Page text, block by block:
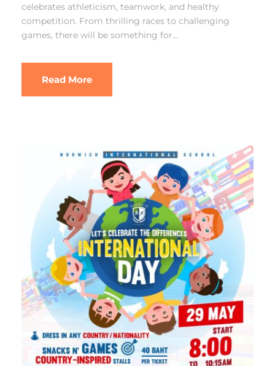
celebrates athleticism, teamwork, and healthy
competition. From thrilling races to challenging
games, there will be something for...
Read More